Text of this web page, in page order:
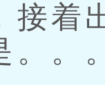
接着
。。